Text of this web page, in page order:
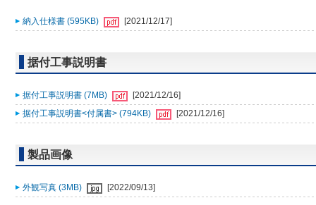
納入仕様書 (595KB) [2021/12/17]
据付工事説明書
据付工事説明書 (7MB)
[2021/12/16]
据付工事説明書<付属書> (794KB)
[2021/12/16]
製品画像
外観写真 (3MB) [2022/09/13]